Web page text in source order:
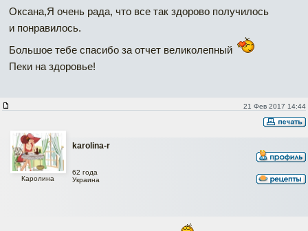
Оксана,Я очень рада, что все так здорово получилось
и понравилось.
Большое тебе спасибо за отчет великолепный
Пеки на здоровье!
21 Фев 2017 14:44
karolina-r
Каролина
62 года
Украина